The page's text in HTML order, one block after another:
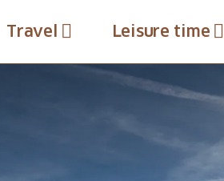
Travel Leisure time